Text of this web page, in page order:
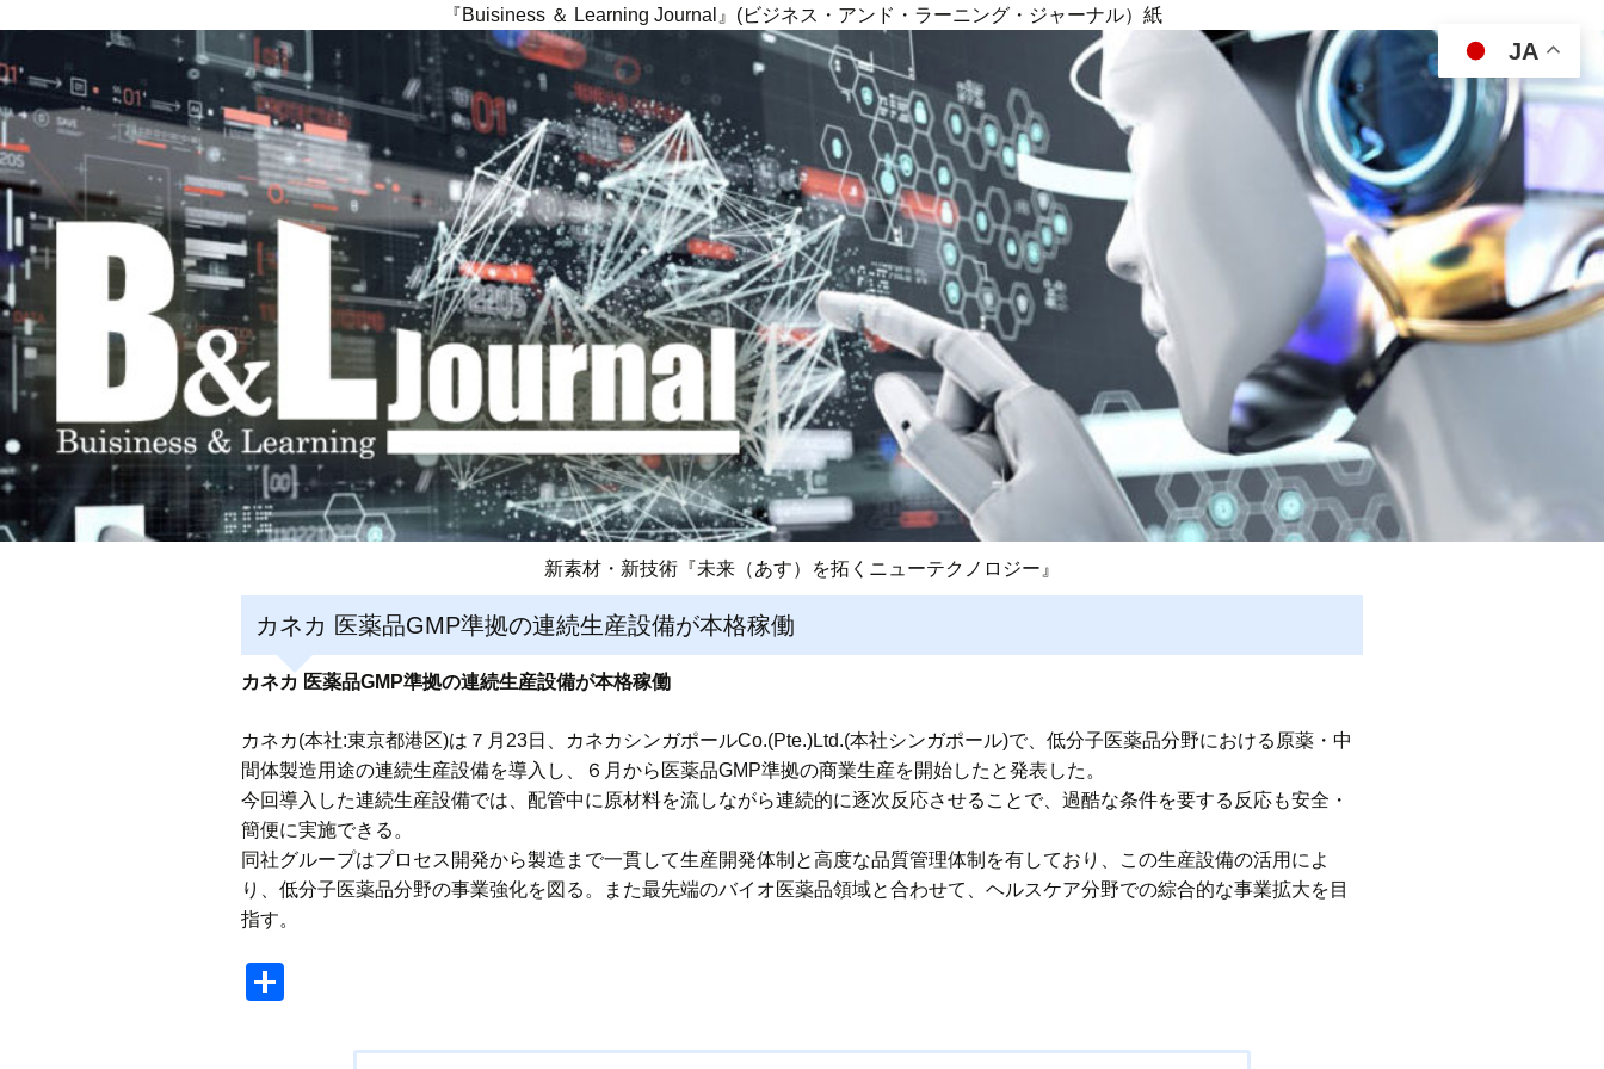
『Buisiness ＆ Learning Journal』(ビジネス・アンド・ラーニング・ジャーナル）紙
新素材・新技術『未来（あす）を拓くニューテクノロジー』
カネカ 医薬品GMP準拠の連続生産設備が本格稼働
カネカ 医薬品GMP準拠の連続生産設備が本格稼働
カネカ(本社:東京都港区)は７月23日、カネカシンガポールCo.(Pte.)Ltd.(本社シンガポール)で、低分子医薬品分野における原薬・中
間体製造用途の連続生産設備を導入し、６月から医薬品GMP準拠の商業生産を開始したと発表した。
今回導入した連続生産設備では、配管中に原材料を流しながら連続的に逐次反応させることで、過酷な条件を要する反応も安全・
簡便に実施できる。
同社グループはプロセス開発から製造まで一貫して生産開発体制と高度な品質管理体制を有しており、この生産設備の活用によ
り、低分子医薬品分野の事業強化を図る。また最先端のバイオ医薬品領域と合わせて、ヘルスケア分野での綜合的な事業拡大を目
指す。
JA